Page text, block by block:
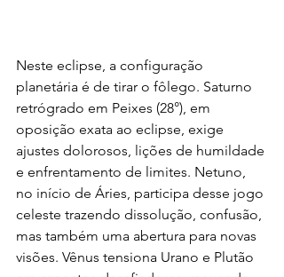
Neste eclipse, a configuração
planetária é de tirar o fôlego. Saturno
retrógrado em Peixes (28°), em
oposição exata ao eclipse, exige
ajustes dolorosos, lições de humildade
e enfrentamento de limites. Netuno,
no início de Áries, participa desse jogo
celeste trazendo dissolução, confusão,
mas também uma abertura para novas
visões. Vênus tensiona Urano e Plutão